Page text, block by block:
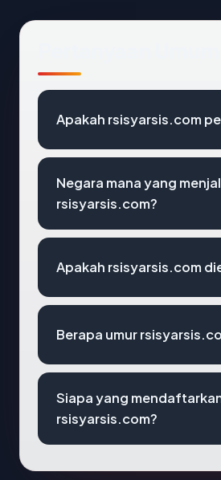
Apakah rsisyarsis.com
Negara mana yang
rsisyarsis.com?
Apakah rsisyarsis.com
Berapa umur
Siapa yang
rsisyarsis.com?